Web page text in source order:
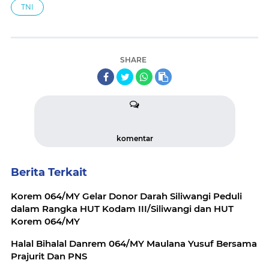
TNI
SHARE
komentar
Berita Terkait
Korem 064/MY Gelar Donor Darah Siliwangi Peduli
dalam Rangka HUT Kodam III/Siliwangi dan HUT
Korem 064/MY
Halal Bihalal Danrem 064/MY Maulana Yusuf Bersama
Prajurit Dan PNS